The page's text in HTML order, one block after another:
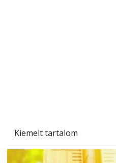
Kiemelt tartalom